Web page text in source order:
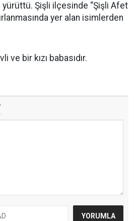
yürüttü. Şişli ilçesinde “Şişli Afet
yer alan isimlerden
ve bir kızı babasıdır.